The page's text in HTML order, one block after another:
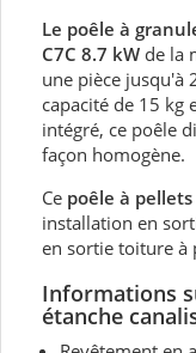
Le poêle à
C7C 8.7 kW de la
une pièce jusqu'à
capacité de 15 kg
intégré, ce poêle
façon homogène.
Ce poêle à
installation en
en sortie toiture à
Informations
étanche